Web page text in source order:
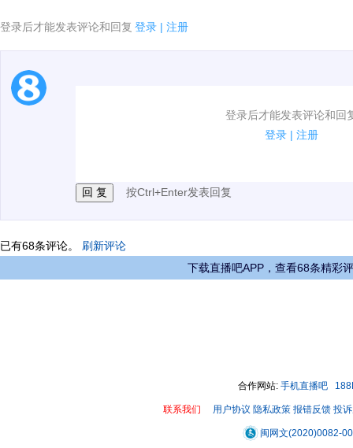
登录后才能发表评论和回复 登录 | 注册
登录后才能发表评论和回
登录 | 注册
1.电脑端新用户可以发表评论了！
按Ctrl+Enter发表回复
已有68条评论。 刷新评论
下载直播吧APP，查看68条精彩
合作网站: 手机直播吧
联系我们 用户协议 隐私政策 报错反馈 投
闽网文(2020)0082-